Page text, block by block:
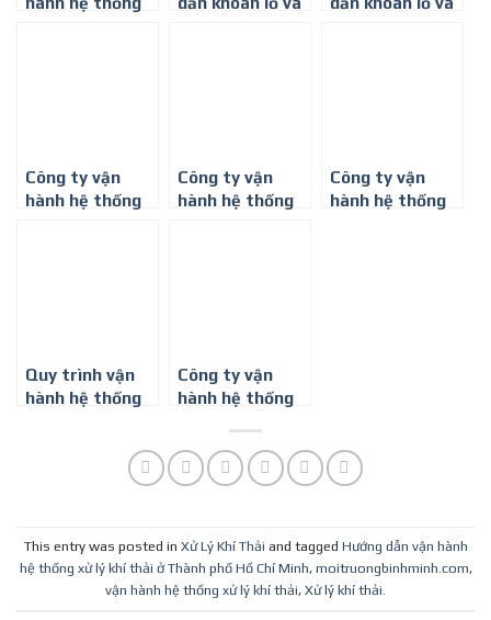
Công ty vận
hành hệ thống
Công ty vận
hành hệ thống
Công ty vận
hành hệ thống
Quy trình vận
hành hệ thống
Công ty vận
hành hệ thống
Ninh
This entry was posted in Xử Lý Khí Thải and tagged Hướng dẫn vận hành
hệ thống xử lý khí thải ở Thành phố Hồ Chí Minh, moitruongbinhminh.com,
vận hành hệ thống xử lý khí thải, Xử lý khí thải